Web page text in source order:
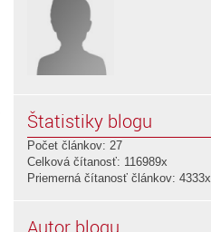
Štatistiky blogu
Počet článkov: 27
Celková čítanosť: 116989x
Priemerná čítanosť článkov: 4333x
Autor blogu